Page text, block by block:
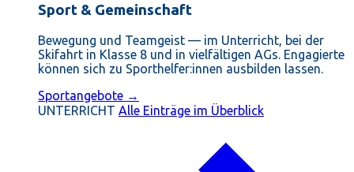
Sport & Gemeinschaft
Bewegung und Teamgeist — im Unterricht, bei der
Skifahrt in Klasse 8 und in vielfältigen AGs. Engagierte
können sich zu Sporthelfer:innen ausbilden lassen.
Sportangebote →
UNTERRICHT Alle Einträge im Überblick